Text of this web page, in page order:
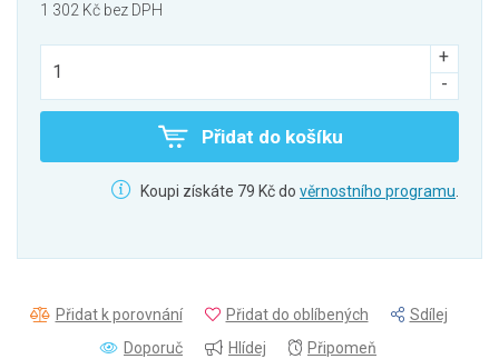
1 302 Kč bez DPH
Přidat do košíku
Koupi získáte 79 Kč do věrnostního programu.
Přidat k porovnání Přidat do oblíbených
Sdílej
Doporuč
Hlídej Připomeň